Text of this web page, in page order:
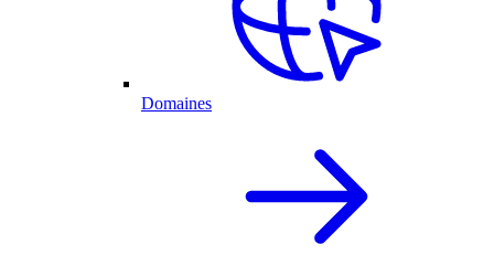
Domaines